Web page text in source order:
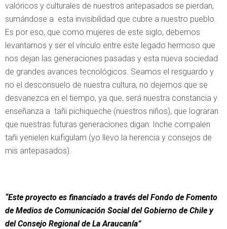
valóricos y culturales de nuestros antepasados se pierdan,
sumándose a esta invisibilidad que cubre a nuestro pueblo.
Es por eso, que como mujeres de este siglo, debemos
levantarnos y ser el vínculo entre este legado hermoso que
nos dejan las generaciones pasadas y esta nueva sociedad
de grandes avances tecnológicos. Seamos el resguardo y
no el desconsuelo de nuestra cultura, no dejemos que se
desvanezca en el tiempo, ya que, será nuestra constancia y
enseñanza a tañi pichiqueche (nuestros niños), que lograran
que nuestras futuras generaciones digan: Inche compalen
tañi yenielen kuifigülam (yo llevo la herencia y consejos de
mis antepasados).
“Este proyecto es financiado a través del Fondo de Fomento
de Medios de Comunicación Social del Gobierno de Chile y
del Consejo Regional de La Araucanía”